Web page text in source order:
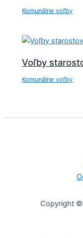
Komunálne voľby
Voľby
Komunálne voľby
Copyright